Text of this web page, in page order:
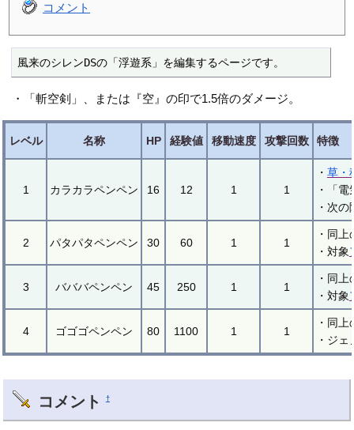
コメント
風来のシレンDSの「浮遊系」を編集するページです。
・「斬空剣」、または『空』の印で1.5倍のダメージ。
レベル 名称 HP 経験値 移動速度 攻撃回数 特徴
1 カラカラペンペン 16 12 1 1
・ 草・
・「
・次
2 パタパタペンペン 30 60 1 1
・同
・対象
3 バババペンペン 45 250 1 1
・同
・対象
4 ゴゴゴペンペン 80 1100 1 1
・同
・ジ
コメント †